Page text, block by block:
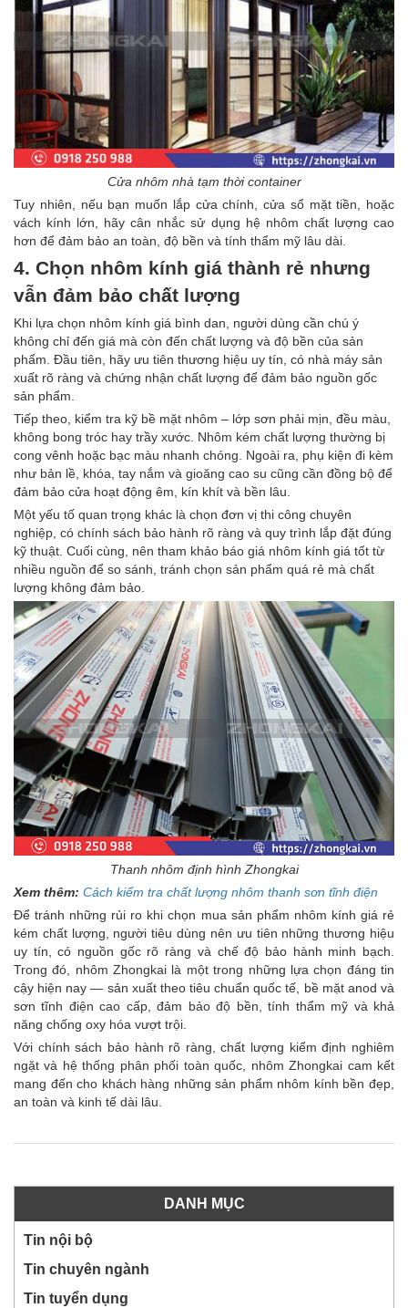
Cửa nhôm nhà tạm thời container
Tuy nhiên, nếu bạn muốn lắp cửa chính, cửa sổ mặt tiền, hoặc
vách kính lớn, hãy cân nhắc sử dụng hệ nhôm chất lượng cao
hơn để đảm bảo an toàn, độ bền và tính thẩm mỹ lâu dài.
4. Chọn nhôm kính giá thành rẻ nhưng
vẫn đảm bảo chất lượng
Khi lựa chọn nhôm kính giá bình dan, người dùng cần chú ý
không chỉ đến giá mà còn đến chất lượng và độ bền của sản
phẩm. Đầu tiên, hãy ưu tiên thương hiệu uy tín, có nhà máy sản
xuất rõ ràng và chứng nhận chất lượng để đảm bảo nguồn gốc
sản phẩm.
Tiếp theo, kiểm tra kỹ bề mặt nhôm – lớp sơn phải mịn, đều màu,
không bong tróc hay trầy xước. Nhôm kém chất lượng thường bị
cong vênh hoặc bạc màu nhanh chóng. Ngoài ra, phụ kiện đi kèm
như bản lề, khóa, tay nắm và gioăng cao su cũng cần đồng bộ để
đảm bảo cửa hoạt động êm, kín khít và bền lâu.
Một yếu tố quan trọng khác là chọn đơn vị thi công chuyên
nghiệp, có chính sách bảo hành rõ ràng và quy trình lắp đặt đúng
kỹ thuật. Cuối cùng, nên tham khảo báo giá nhôm kính giá tốt từ
nhiều nguồn để so sánh, tránh chọn sản phẩm quá rẻ mà chất
lượng không đảm bảo.
Thanh nhôm định hình Zhongkai
Xem thêm: Cách kiểm tra chất lượng nhôm thanh sơn tĩnh điện
Để tránh những rủi ro khi chọn mua sản phẩm nhôm kính giá rẻ
kém chất lượng, người tiêu dùng nên ưu tiên những thương hiệu
uy tín, có nguồn gốc rõ ràng và chế độ bảo hành minh bạch.
Trong đó, nhôm Zhongkai là một trong những lựa chọn đáng tin
cậy hiện nay — sản xuất theo tiêu chuẩn quốc tế, bề mặt anod và
sơn tĩnh điện cao cấp, đảm bảo độ bền, tính thẩm mỹ và khả
năng chống oxy hóa vượt trội.
Với chính sách bảo hành rõ ràng, chất lượng kiểm định nghiêm
ngặt và hệ thống phân phối toàn quốc, nhôm Zhongkai cam kết
mang đến cho khách hàng những sản phẩm nhôm kính bền đẹp,
an toàn và kinh tế dài lâu.
DANH MỤC
Tin nội bộ
Tin chuyên ngành
Tin tuyển dụng